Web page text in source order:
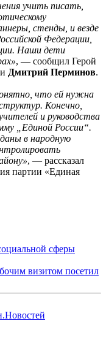
учить писать,
стенды, и везде
Федерации,
Наши дети
, — сообщил Герой
Дмитрий Перминов.
что ей нужна
Конечно,
и руководства
„Единой России“.
в народную
, — рассказал
партии «Единая
сферы
визитом посетил